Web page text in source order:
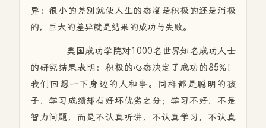
异：很小的差别就使人生的态度是积极的还是消极
的，巨大的差异就是结果的成功与失败。
美国成功学院对1000名世界知名成功人士
的研究结果表明：积极的心态决定了成功的85%！
我们回想一下身边的人和事。同样都是聪明的孩
子，学习成绩却有好坏优劣之分；学习不好，不是
智力问题，而是不认真听讲，不认真学习，不认真